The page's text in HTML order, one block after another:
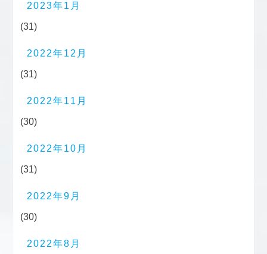
2023年1月
(31)
2022年12月
(31)
2022年11月
(30)
2022年10月
(31)
2022年9月
(30)
2022年8月